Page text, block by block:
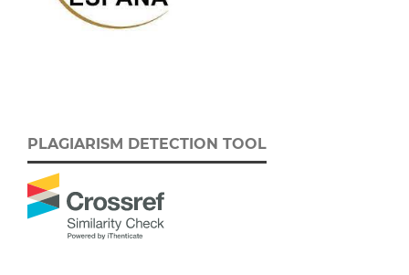
PLAGIARISM DETECTION TOOL